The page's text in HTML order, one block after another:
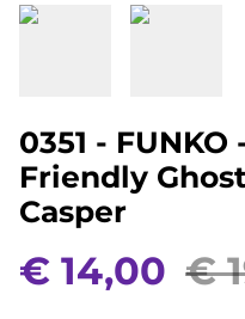
0351 -
Friendly
Casper
€ 14,00 €